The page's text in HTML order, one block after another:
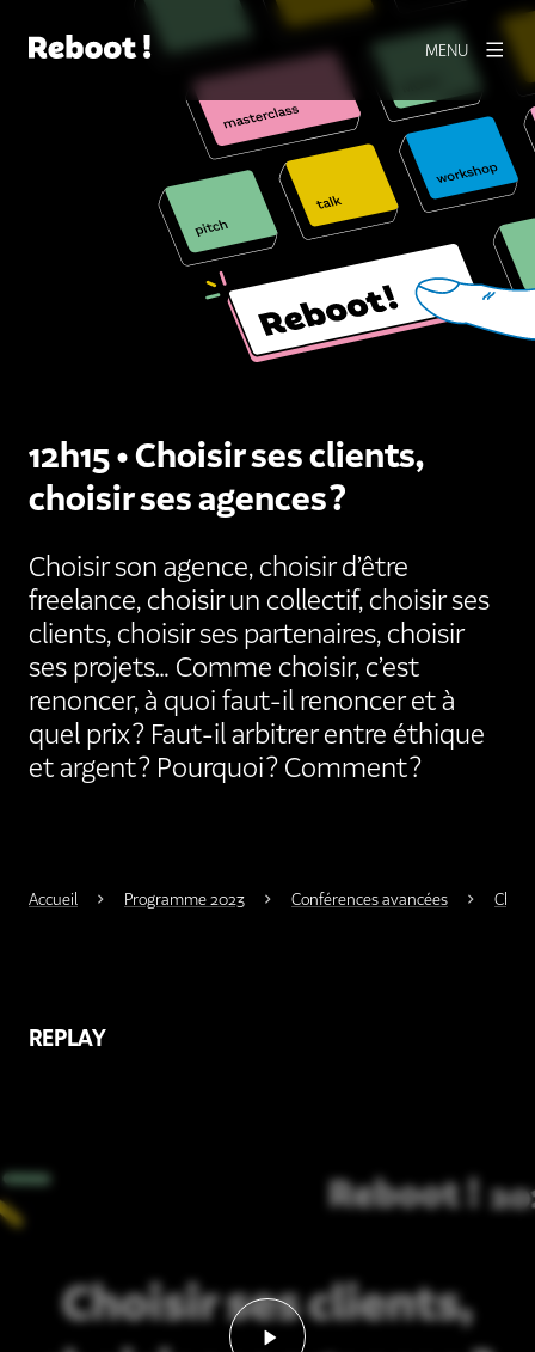
MENU
12h15 • Choisir ses clients,
choisir ses agences ?
Choisir son agence, choisir d’être
freelance, choisir un collectif, choisir ses
clients, choisir ses partenaires, choisir
ses projets… Comme choisir, c’est
renoncer, à quoi faut-il renoncer et à
quel prix ? Faut-il arbitrer entre éthique
et argent ? Pourquoi ? Comment ?
Accueil Programme 2023 Conférences avancées
REPLAY
Lancer la vidéo - Choisir